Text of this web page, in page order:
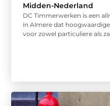
Midden-Nederland
DC Timmerwerken is een
in Almere dat
voor zowel particuliere als